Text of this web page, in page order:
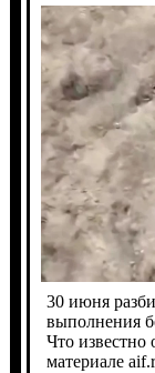
30 июня
выполнения
Что известно
материале